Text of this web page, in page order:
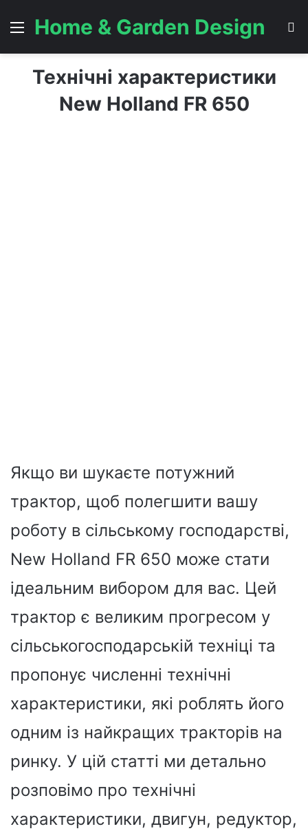
Menu
Home & Garden Design
Технічні характеристики
New Holland FR 650
Якщо ви шукаєте потужний
трактор, щоб полегшити вашу
роботу в сільському господарстві,
New Holland FR 650 може стати
ідеальним вибором для вас. Цей
трактор є великим прогресом у
сільськогосподарській техніці та
пропонує численні технічні
характеристики, які роблять його
одним із найкращих тракторів на
ринку. У цій статті ми детально
розповімо про технічні
характеристики, двигун, редуктор,